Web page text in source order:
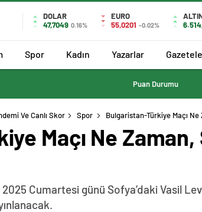
DOLAR
47,7049 0.16%
EURO
55,0201 -0.02%
Spor Kadın Yazarlar
Puan Durumu
Ve Canlı Skor Spor Bulgaristan-Türkiye Maçı
Maçı Ne
Cumartesi günü Sofya’daki Vasil